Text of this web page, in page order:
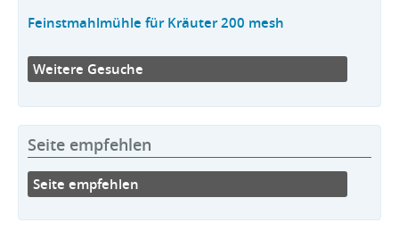
Feinstmahlmühle für Kräuter 200 mesh
Weitere Gesuche
Seite empfehlen
Seite empfehlen